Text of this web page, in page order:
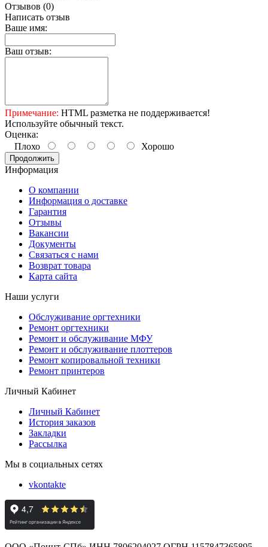
Отзывов (0)
Написать отзыв
Ваше имя:
Ваш отзыв:
Примечание: HTML разметка не поддерживается!
Используйте обычный текст.
Оценка:
Плохо
Хорошо
Продолжить
Информация
О компании
Информация о доставке
Гарантия
Отзывы
Вакансии
Документы
Связаться с нами
Возврат товара
Карта сайта
Наши услуги
Обслуживание оргтехники
Ремонт оргтехники
Ремонт и обслуживание МФУ
Ремонт и обслуживание плоттеров
Ремонт копировальной техники
Ремонт принтеров
Личный Кабинет
Личный Кабинет
История заказов
Закладки
Рассылка
Мы в социальных сетях
vkontakte